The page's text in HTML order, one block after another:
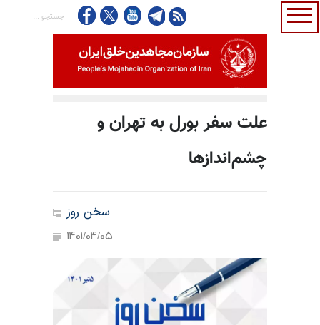
علت سفر بورل به تهران و
چشم‌اندازها
سخن روز
1401/04/05